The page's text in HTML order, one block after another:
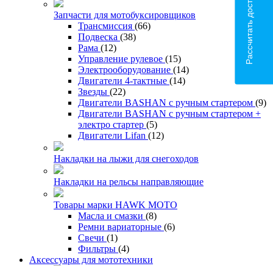
Запчасти для мотобуксировщиков
Трансмиссия (66)
Подвеска (38)
Рама (12)
Управление рулевое (15)
Электрооборудование (14)
Двигатели 4-тактные (14)
Звезды (22)
Двигатели BASHAN с ручным стартером (9)
Двигатели BASHAN с ручным стартером +
электро стартер (5)
Двигатели Lifan (12)
Накладки на лыжи для снегоходов
Накладки на рельсы направляющие
Товары марки HAWK MOTO
Масла и смазки (8)
Ремни вариаторные (6)
Свечи (1)
Фильтры (4)
Аксессуары для мототехники
Рассчитать доставку